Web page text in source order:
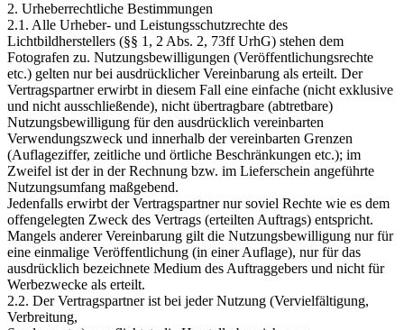
2. Urheberrechtliche Bestimmungen
2.1. Alle Urheber- und Leistungsschutzrechte des
Lichtbildherstellers (§§ 1, 2 Abs. 2, 73ff UrhG) stehen dem
Fotografen zu. Nutzungsbewilligungen (Veröffentlichungsrechte
etc.) gelten nur bei ausdrücklicher Vereinbarung als erteilt. Der
Vertragspartner erwirbt in diesem Fall eine einfache (nicht exklusive
und nicht ausschließende), nicht übertragbare (abtretbare)
Nutzungsbewilligung für den ausdrücklich vereinbarten
Verwendungszweck und innerhalb der vereinbarten Grenzen
(Auflageziffer, zeitliche und örtliche Beschränkungen etc.); im
Zweifel ist der in der Rechnung bzw. im Lieferschein angeführte
Nutzungsumfang maßgebend.
Jedenfalls erwirbt der Vertragspartner nur soviel Rechte wie es dem
offengelegten Zweck des Vertrags (erteilten Auftrags) entspricht.
Mangels anderer Vereinbarung gilt die Nutzungsbewilligung nur für
eine einmalige Veröffentlichung (in einer Auflage), nur für das
ausdrücklich bezeichnete Medium des Auftraggebers und nicht für
Werbezwecke als erteilt.
2.2. Der Vertragspartner ist bei jeder Nutzung (Vervielfältigung,
Verbreitung,